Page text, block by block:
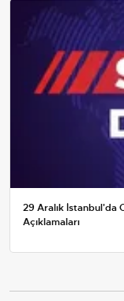
29 Aralık İstanbul'da
Açıklamaları